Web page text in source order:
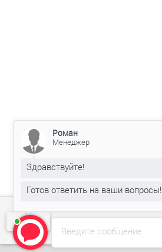
Введите сообщение
Роман
Менеджер
Здравствуйте!
Готов ответить на ваши вопросы!